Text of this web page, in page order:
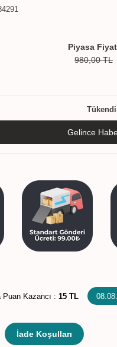
Piyasa
980,00TL
Tükendi
Gelince
Puan Kazancı : 15 TL
İade Koşulları